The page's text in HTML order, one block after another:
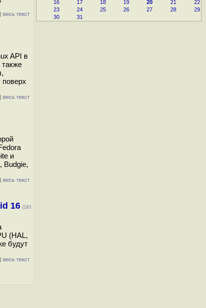
| весь текст
API в
| весь текст
и
Budgie,
| весь текст
16 (183
(HAL,
будут
| весь текст
16
17 18 19 20 21
22
23
24 25 26 27 28
29
30
31